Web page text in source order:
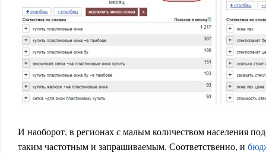
И наоборот, в регионах с малым количеством населения
таким частотным и запрашиваемым. Соответственно, и